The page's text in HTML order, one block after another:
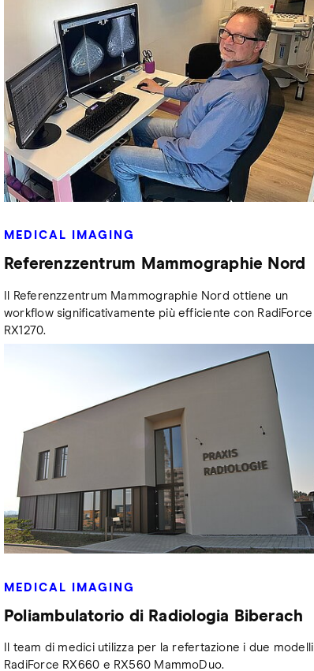
MEDICAL IMAGING
Referenzzentrum Mammographie Nord
Il Referenzzentrum Mammographie Nord ottiene un
workflow significativamente più efficiente con RadiForce
RX1270.
MEDICAL IMAGING
Poliambulatorio di Radiologia Biberach
Il team di medici utilizza per la refertazione i due modelli
RadiForce RX660 e RX560 MammoDuo.